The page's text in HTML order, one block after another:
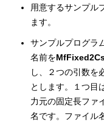
用意するサンプル
ます。
サンプルプログラ
名前を
し、２つの引数を
とします。１つ目
力元の固定長ファ
名です。ファイル